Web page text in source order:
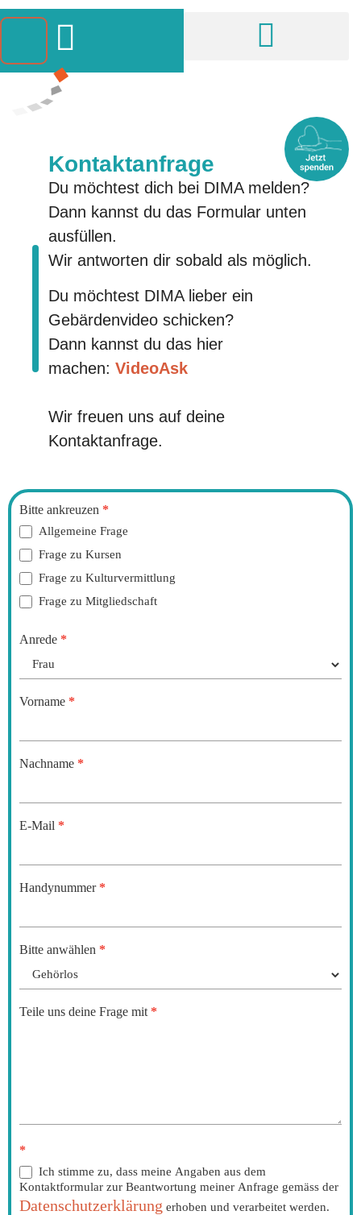
Kontaktanfrage
Du möchtest dich bei DIMA melden?
Dann kannst du das Formular unten
ausfüllen.
Wir antworten dir sobald als möglich.
Du möchtest DIMA lieber ein
Gebärdenvideo schicken?
Dann kannst du das hier
machen: VideoAsk
Wir freuen uns auf deine
Kontaktanfrage.
Kontaktaufnahme
Bitte ankreuzen *
Allgemeine Frage
Frage zu Kursen
Frage zu Kulturvermittlung
Frage zu Mitgliedschaft
Anrede *
Vorname *
Nachname *
E-Mail *
Handynummer *
Bitte anwählen *
Teile uns deine Frage mit *
*
Ich stimme zu, dass meine Angaben aus dem
Kontaktformular zur Beantwortung meiner Anfrage gemäss der
Datenschutzerklärung erhoben und verarbeitet werden.